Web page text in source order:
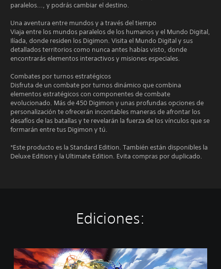
paralelos..., y podrás cambiar el destino.
Una aventura entre mundos y a través del tiempo
Viaja entre los mundos paralelos de los humanos y el Mundo Digital,
Ilíada, donde residen los Digimon. Visita el Mundo Digital y sus
detallados territorios como nunca antes habías visto, donde
encontrarás elementos interactivos y misiones especiales.
Combates por turnos estratégicos
Disfruta de un combate por turnos dinámico que combina
elementos estratégicos con componentes de combate
evolucionado. Más de 450 Digimon y unas profundas opciones de
personalización te ofrecerán incontables maneras de afrontar los
desafíos de las batallas y te revelarán la fuerza de los vínculos que se
formarán entre tus Digimon y tú.
*Este producto es la Standard Edition. También están disponibles la
Deluxe Edition y la Ultimate Edition. Evita compras por duplicado.
Ediciones:
E
d